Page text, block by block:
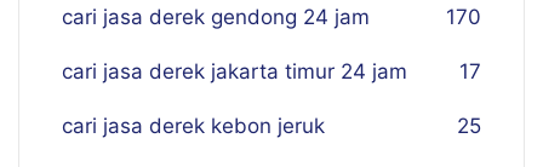
cari jasa derek gendong 24 jam 170
cari jasa derek jakarta timur 24 jam 17
cari jasa derek kebon jeruk 25